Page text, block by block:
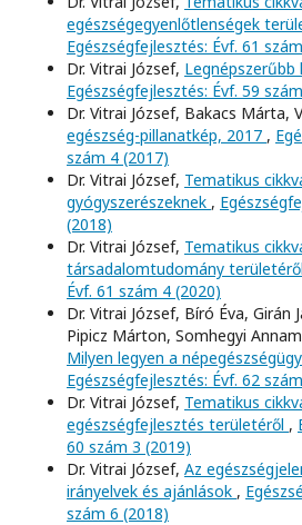
egészségegyenlőtlenségek
Egészségfejlesztés: Évf. 61
Dr. Vitrai József, Legnépszerűbb
Egészségfejlesztés: Évf. 59
Dr. Vitrai József, Bakacs Márta,
egészség-pillanatkép, 2017 ,
szám 4 (2017)
Dr. Vitrai József, Tematikus
gyógyszerészeknek ,
(2018)
Dr. Vitrai József, Tematikus
társadalomtudomány területéről
Évf. 61 szám 4 (2020)
Dr. Vitrai József, Bíró Éva, Girán
Pipicz Márton, Somhegyi
Milyen legyen a
Egészségfejlesztés: Évf. 62
Dr. Vitrai József, Tematikus
egészségfejlesztés területéről ,
60 szám 3 (2019)
Dr. Vitrai József, Az
irányelvek és ajánlások ,
szám 6 (2018)